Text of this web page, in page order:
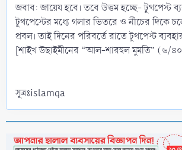
জবাব: জায়েয হবে। তবে উত্তম হচ্ছে- টুথপেস্ট
টুথপেস্টের মধ্যে গলার ভিতরে ও নীচের দিকে
প্রবল। তাই দিনের পরিবর্তে রাতে টুথপেস্ট
[শাইখ উছাইমীনের “আল-শারহুল মুমতি” (৬/
সুত্রঃislamqa